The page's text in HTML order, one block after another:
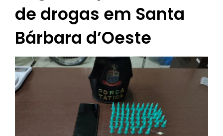
de drogas em Santa
Bárbara d’Oeste